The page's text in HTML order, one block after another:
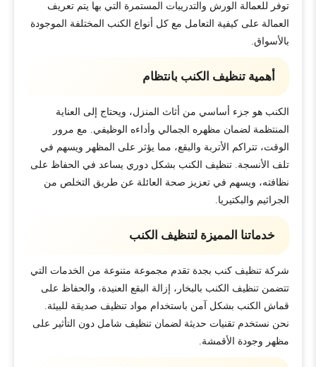
توفر للعمالة الورش والتدريبات المستمرة التي بها يتم تعريف
العمالة على كيفية التعامل مع كل أنواع الكنب المختلفة الموجودة
بالأسواق.
أهمية تنظيف الكنب بانتظام
الكنب هو جزء أساسي من أثاث المنزل، ويحتاج إلى العناية
المنتظمة لضمان مظهره الجمالي وأداءه الوظيفي. مع مرور
الوقت، تتراكم الأتربة والبقع، مما يؤثر على المظهر ويسهم في
تلف الأنسجة. تنظيف الكنب بشكل دوري يساعد في الحفاظ على
نظافته، ويسهم في تعزيز صحة العائلة عن طريق التخلص من
الجراثيم والبكتيريا.
خدماتنا المميزة لتنظيف الكنب
شركة تنظيف كنب بجدة تقدم مجموعة متنوعة من الخدمات التي
تتضمن تنظيف الكنب بالبخار، إزالة البقع العنيدة، والحفاظ على
قماش الكنب بشكل آمن باستخدام مواد تنظيف صديقة للبيئة.
نحن نستخدم تقنيات حديثة لضمان تنظيف شامل دون التأثير على
مظهر وجودة الأقمشة.